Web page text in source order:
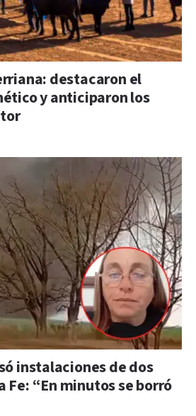
destacaron el
y anticiparon los
instalaciones de dos
Fe: “En minutos se borró